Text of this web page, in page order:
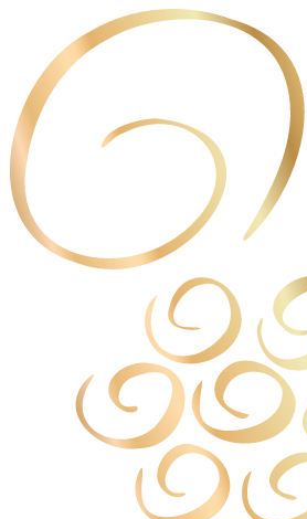
Panneau de gestion des cookies